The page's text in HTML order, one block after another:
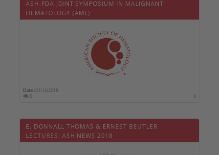
ASH-FDA JOINT SYMPOSIUM IN MALIGNANT
HEMATOLOGY (AML)
Date :01/12/2018
0
0
E. DONNALL THOMAS & ERNEST BEUTLER
LECTURES: ASH NEWS 2018